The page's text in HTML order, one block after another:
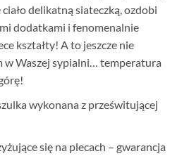
delikatną siateczką, ozdobi
dodatkami i fenomenalnie
kształty! A to jeszcze nie
w Waszej sypialni… temperatura
wykonana z prześwitującej
się na plecach – gwarancja